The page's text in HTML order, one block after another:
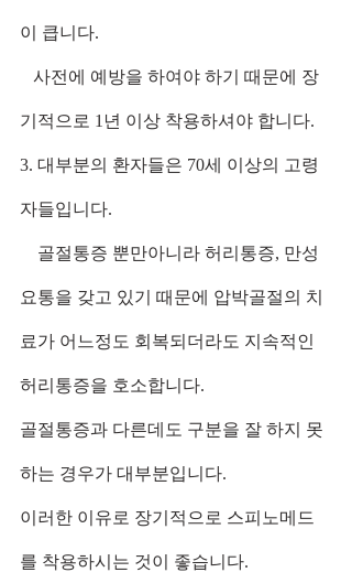
이 큽니다.
기적으로 1년 이상 착용하셔야 합니다.
3. 대부분의 환자들은 70세 이상의 고령
자들입니다.
요통을 갖고 있기 때문에 압박골절의 치
료가 어느정도 회복되더라도 지속적인
허리통증을 호소합니다.
골절통증과 다른데도 구분을 잘 하지 못
하는 경우가 대부분입니다.
이러한 이유로 장기적으로 스피노메드
를 착용하시는 것이 좋습니다.